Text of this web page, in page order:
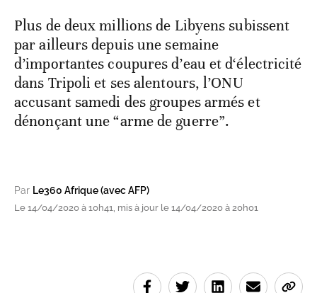
Plus de deux millions de Libyens subissent
par ailleurs depuis une semaine
d’importantes coupures d’eau et d‘électricité
dans Tripoli et ses alentours, l’ONU
accusant samedi des groupes armés et
dénonçant une “arme de guerre”.
Par Le360 Afrique (avec AFP)
Le 14/04/2020 à 10h41, mis à jour le 14/04/2020 à 20h01